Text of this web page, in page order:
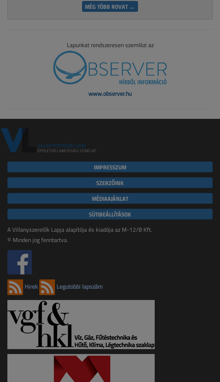
MÉG TÖBB ROVAT →
Lapunkat rendszeresen szemlézi az
www.observer.hu
IMPRESSZUM
SZERZŐINK
MÉDIAAJÁNLAT
SÜTIBEÁLLÍTÁSOK
A Villanyszerelők Lapja alapítója és kiadója az M-12/B Kft.
© Minden jog fenntartva.
Hírek Legutóbbi lapszám